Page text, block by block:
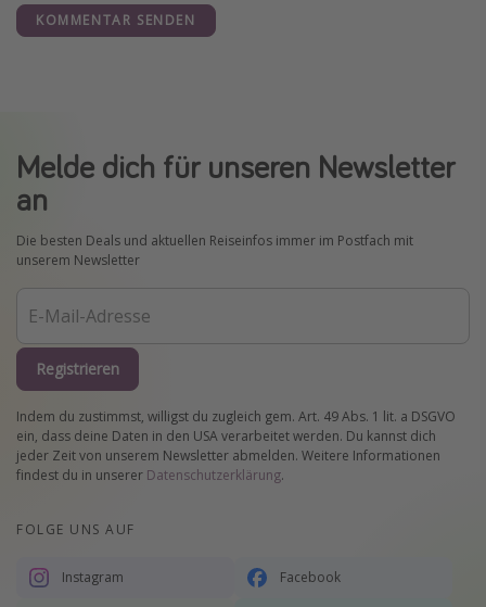
KOMMENTAR SENDEN
Melde dich für unseren Newsletter
an
Die besten Deals und aktuellen Reiseinfos immer im Postfach mit
unserem Newsletter
Registrieren
Indem du zustimmst, willigst du zugleich gem. Art. 49 Abs. 1 lit. a DSGVO
ein, dass deine Daten in den USA verarbeitet werden. Du kannst dich
jeder Zeit von unserem Newsletter abmelden. Weitere Informationen
findest du in unserer Datenschutzerklärung.
FOLGE UNS AUF
Instagram Facebook